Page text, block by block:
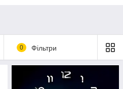
0 Фільтри